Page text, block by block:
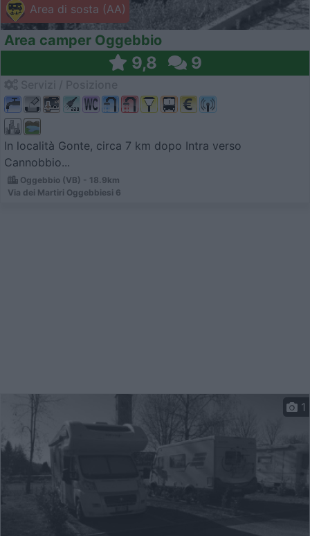
Area di sosta (AA)
Area camper Oggebbio
9,8 9
In località Gonte, circa 7 km dopo Intra verso
Cannobbio...
Oggebbio (VB) - 18.9km
Via dei Martiri Oggebbiesi 6
1